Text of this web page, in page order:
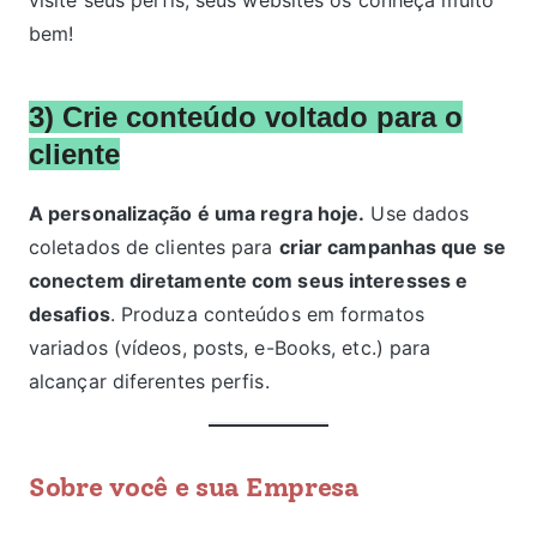
bem!
3) Crie conteúdo voltado para o
cliente
A personalização é uma regra hoje. Use dados
coletados de clientes para criar campanhas que se
conectem diretamente com seus interesses e
desafios. Produza conteúdos em formatos
variados (vídeos, posts, e-Books, etc.) para
alcançar diferentes perfis.
Sobre você e sua Empresa